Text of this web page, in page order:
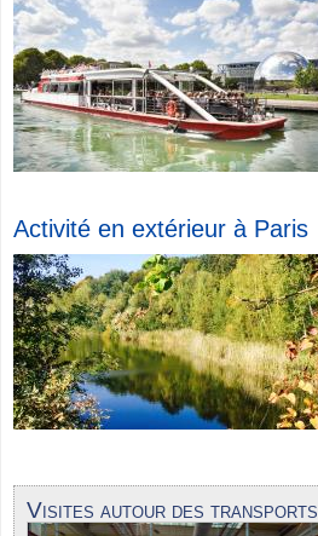
Activité en extérieur à Paris
Visites autour des transports